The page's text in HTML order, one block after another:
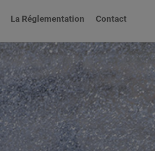
La Réglementation Contact